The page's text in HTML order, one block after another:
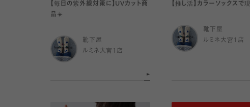
【毎日の紫外線対策に】UVカット商
品☀️
靴下屋
ルミネ大宮1店
【推し活】カラーソックスで
靴下屋
ルミネ大宮1店